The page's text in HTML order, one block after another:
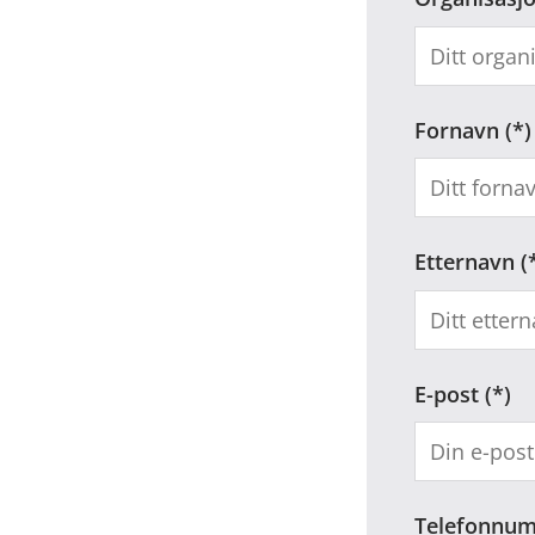
Fornavn
Etternavn
E-post